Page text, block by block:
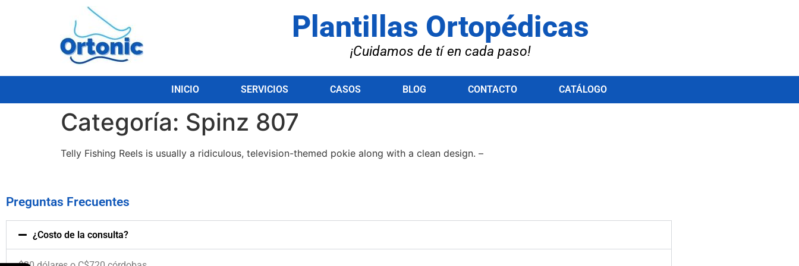
Plantillas Ortopédicas
¡Cuidamos de tí en cada paso!
INICIO SERVICIOS CASOS BLOG CONTACTO CATÁLOGO
Categoría: Spinz 807
Telly Fishing Reels is usually a ridiculous, television-themed pokie along with a clean design. –
Preguntas Frecuentes
¿Costo de la consulta?